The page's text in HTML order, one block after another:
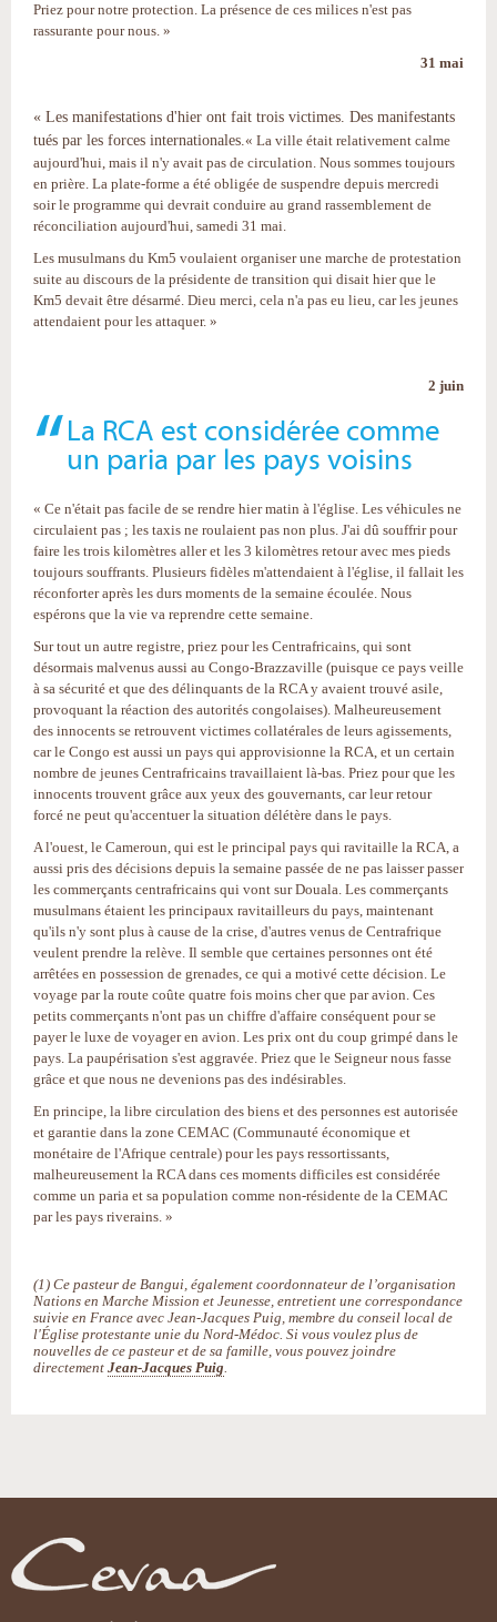
Priez pour notre protection. La présence de ces milices n'est pas
rassurante pour nous. »
31 mai
« Les manifestations d'hier ont fait trois victimes. Des manifestants
tués par les forces internationales. « La ville était relativement calme
aujourd'hui, mais il n'y avait pas de circulation. Nous sommes toujours
en prière. La plate-forme a été obligée de suspendre depuis mercredi
soir le programme qui devrait conduire au grand rassemblement de
réconciliation aujourd'hui, samedi 31 mai.
Les musulmans du Km5 voulaient organiser une marche de protestation
suite au discours de la présidente de transition qui disait hier que le
Km5 devait être désarmé. Dieu merci, cela n'a pas eu lieu, car les jeunes
attendaient pour les attaquer. »
2 juin
La RCA est considérée comme
un paria par les pays voisins
« Ce n'était pas facile de se rendre hier matin à l'église. Les véhicules ne
circulaient pas ; les taxis ne roulaient pas non plus. J'ai dû souffrir pour
faire les trois kilomètres aller et les 3 kilomètres retour avec mes pieds
toujours souffrants. Plusieurs fidèles m'attendaient à l'église, il fallait les
réconforter après les durs moments de la semaine écoulée. Nous
espérons que la vie va reprendre cette semaine.
Sur tout un autre registre, priez pour les Centrafricains, qui sont
désormais malvenus aussi au Congo-Brazzaville (puisque ce pays veille
à sa sécurité et que des délinquants de la RCA y avaient trouvé asile,
provoquant la réaction des autorités congolaises). Malheureusement
des innocents se retrouvent victimes collatérales de leurs agissements,
car le Congo est aussi un pays qui approvisionne la RCA, et un certain
nombre de jeunes Centrafricains travaillaient là-bas. Priez pour que les
innocents trouvent grâce aux yeux des gouvernants, car leur retour
forcé ne peut qu'accentuer la situation délétère dans le pays.
A l'ouest, le Cameroun, qui est le principal pays qui ravitaille la RCA, a
aussi pris des décisions depuis la semaine passée de ne pas laisser passer
les commerçants centrafricains qui vont sur Douala. Les commerçants
musulmans étaient les principaux ravitailleurs du pays, maintenant
qu'ils n'y sont plus à cause de la crise, d'autres venus de Centrafrique
veulent prendre la relève. Il semble que certaines personnes ont été
arrêtées en possession de grenades, ce qui a motivé cette décision. Le
voyage par la route coûte quatre fois moins cher que par avion. Ces
petits commerçants n'ont pas un chiffre d'affaire conséquent pour se
payer le luxe de voyager en avion. Les prix ont du coup grimpé dans le
pays. La paupérisation s'est aggravée. Priez que le Seigneur nous fasse
grâce et que nous ne devenions pas des indésirables.
En principe, la libre circulation des biens et des personnes est autorisée
et garantie dans la zone CEMAC (Communauté économique et
monétaire de l'Afrique centrale) pour les pays ressortissants,
malheureusement la RCA dans ces moments difficiles est considérée
comme un paria et sa population comme non-résidente de la CEMAC
par les pays riverains. »
(1) Ce pasteur de Bangui, également coordonnateur de l’organisation
Nations en Marche Mission et Jeunesse, entretient une correspondance
suivie en France avec Jean-Jacques Puig, membre du conseil local de
l'Église protestante unie du Nord-Médoc. Si vous voulez plus de
nouvelles de ce pasteur et de sa famille, vous pouvez joindre
directement Jean-Jacques Puig.
document